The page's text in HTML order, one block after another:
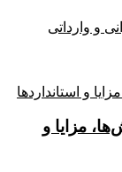
و وارداتی
مزایا و